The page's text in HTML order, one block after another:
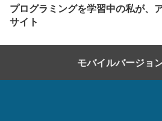
プログラミングを学習中の私が、
サイト
モバイルバージョ